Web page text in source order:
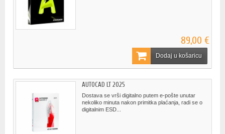
89,00 €
Dodaj u košaricu
AUTOCAD LT 2025
Dostava se vrši digitalno putem e-pošte unutar
nekoliko minuta nakon primitka plaćanja, radi se o
digitalnim ESD...